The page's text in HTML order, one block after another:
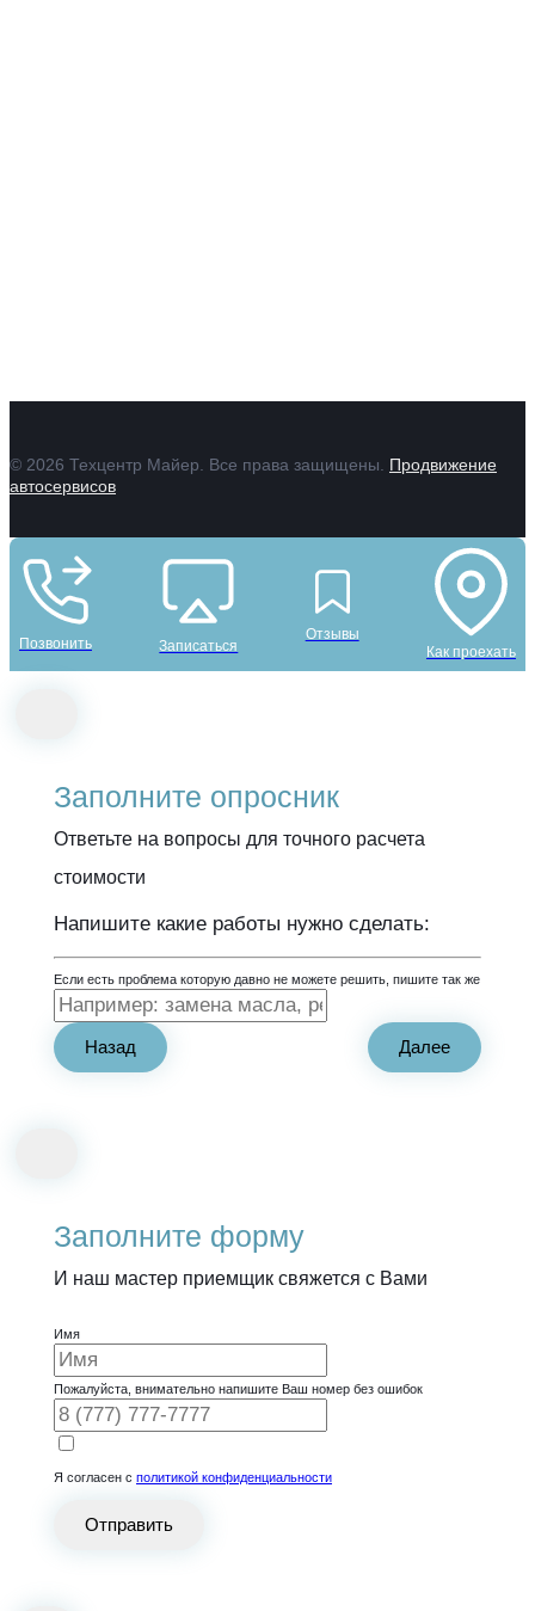
© 2026 Техцентр Майер. Все права защищены. Продвижение
автосервисов
Позвонить Записаться
Отзывы
Как проехать
Заполните опросник
Ответьте на вопросы для точного расчета
стоимости
Напишите какие работы нужно сделать:
Если есть проблема которую давно не можете решить, пишите так же
Назад Далее
Заполните форму
И наш мастер приемщик свяжется с Вами
Имя
Пожалуйста, внимательно напишите Ваш номер без ошибок
Я согласен с политикой конфиденциальности
Отправить